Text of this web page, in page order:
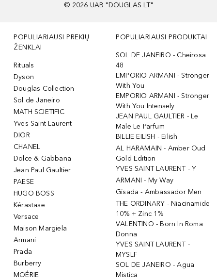
© 2026 UAB "DOUGLAS LT"
POPULIARIAUSI PREKIŲ
ŽENKLAI
Rituals
Dyson
Douglas Collection
Sol de Janeiro
MATH SCIETIFIC
Yves Saint Laurent
DIOR
CHANEL
Dolce & Gabbana
Jean Paul Gaultier
PAESE
HUGO BOSS
Kérastase
Versace
Maison Margiela
Armani
Prada
Burberry
MOÉRIE
POPULIARIAUSI PRODUKTAI
SOL DE JANEIRO - Cheirosa
48
EMPORIO ARMANI - Stronger
With You
EMPORIO ARMANI - Stronger
With You Intensely
JEAN PAUL GAULTIER - Le
Male Le Parfum
BILLIE EILISH - Eilish
AL HARAMAIN - Amber Oud
Gold Edition
YVES SAINT LAURENT - Y
ARMANI - My Way
Gisada - Ambassador Men
THE ORDINARY - Niacinamide
10% + Zinc 1%
VALENTINO - Born In Roma
Donna
YVES SAINT LAURENT -
MYSLF
SOL DE JANEIRO - Agua
Mistica